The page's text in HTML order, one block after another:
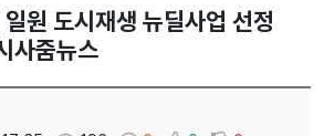
원 도시재생 뉴딜사업 선정
사줌뉴스